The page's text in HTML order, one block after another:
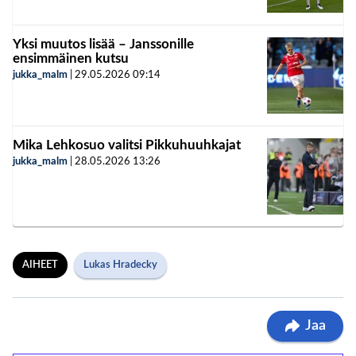
Yksi muutos lisää – Janssonille
ensimmäinen kutsu
jukka_malm 29.05.2026 09:14
Mika Lehkosuo valitsi Pikkuhuuhkajat
jukka_malm 28.05.2026 13:26
AIHEET Lukas Hradecky
Jaa